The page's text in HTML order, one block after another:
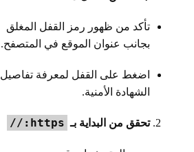
تأكد من ظهور رمز القفل المغلق
بجانب عنوان الموقع في المتصفح.
اضغط على القفل لمعرفة تفاصيل
الشهادة الأمنية.
تحقق من البداية بـ https://